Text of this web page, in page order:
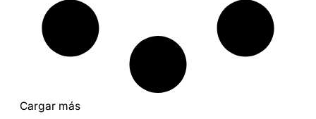
Cargar más